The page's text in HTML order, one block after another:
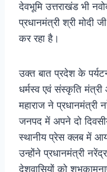
देवभूमि उत्तराखंड भी
प्रधानमंत्री श्री
कर रहा है।
उक्त बात प्रदेश के
धर्मस्व एवं संस्कृति
महाराज ने प्रधानमंत्री
जनपद में अपने दो
स्थानीय प्रेस क्लब में
उन्होंने प्रधानमंत्री
देशवासियों को